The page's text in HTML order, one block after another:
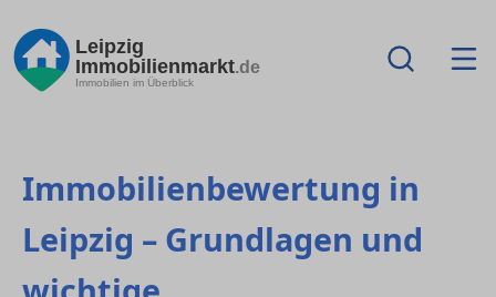
Leipzig
Immobilienmarkt.de
Immobilien im Überblick
Immobilienbewertung in
Leipzig – Grundlagen und